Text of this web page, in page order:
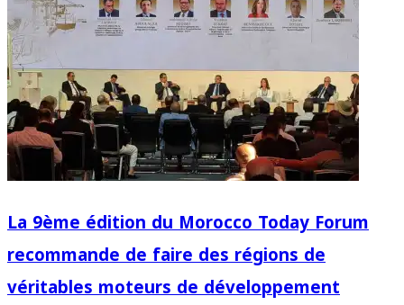
La 9ème édition du Morocco Today Forum
recommande de faire des régions de
véritables moteurs de développement